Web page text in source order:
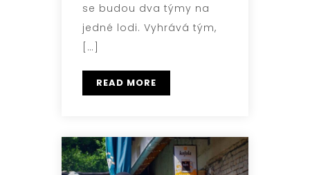
se budou dva týmy na
jedné lodi. Vyhrává tým,
[…]
READ MORE